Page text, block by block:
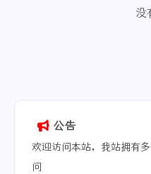
没
公告
欢迎访问本站，我站拥有
问